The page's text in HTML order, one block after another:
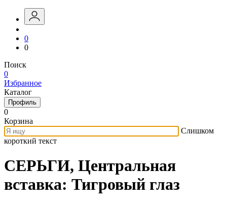
0
0
Поиск
0
Избранное
Каталог
Профиль
0
Корзина
Слишком
короткий текст
СЕРЬГИ, Центральная
вставка: Тигровый глаз